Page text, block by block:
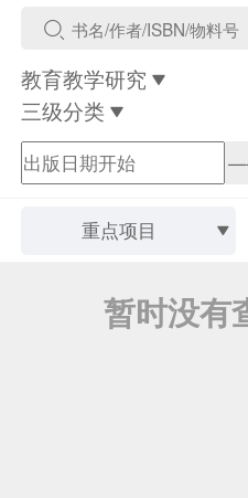
教育教学研究
三级分类
重点项目
暂时没有